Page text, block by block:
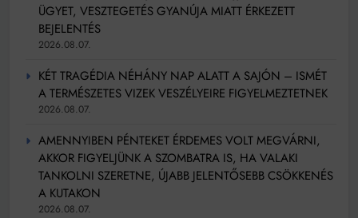
ÜGYET, VESZTEGETÉS GYANÚJA MIATT ÉRKEZETT
BEJELENTÉS
2026.08.07.
KÉT TRAGÉDIA NÉHÁNY NAP ALATT A SAJÓN – ISMÉT
A TERMÉSZETES VIZEK VESZÉLYEIRE FIGYELMEZTETNEK
2026.08.07.
AMENNYIBEN PÉNTEKET ÉRDEMES VOLT MEGVÁRNI,
AKKOR FIGYELJÜNK A SZOMBATRA IS, HA VALAKI
TANKOLNI SZERETNE, ÚJABB JELENTŐSEBB CSÖKKENÉS
A KUTAKON
2026.08.07.